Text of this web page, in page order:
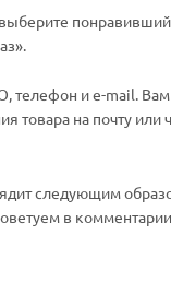
и e-mail. Вам
на почту или
следующим
в